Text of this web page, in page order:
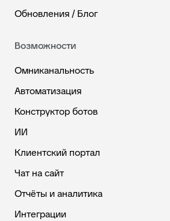
Обновления / Блог
Возможности
Омниканальность
Автоматизация
Конструктор ботов
ИИ
Клиентский портал
Чат на сайт
Отчёты и аналитика
Интеграции